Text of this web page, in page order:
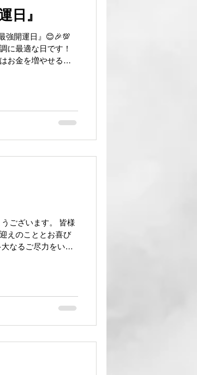
。財布の色として
育つ」イメージを
す 緑はリラ
る色です。お金の
緑色の
日』
強開運日』😊🎉💯
に最適な日です！
お金を増やせると
ございます。 皆様
えのこととお喜び
なるご尽力をいた
本日1/5から通常営
革小物製造メーカー